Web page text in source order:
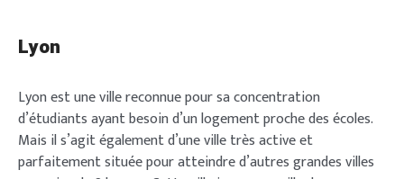
Lyon
Lyon est une ville reconnue pour sa concentration
d’étudiants ayant besoin d’un logement proche des écoles.
Mais il s’agit également d’une ville très active et
parfaitement située pour atteindre d’autres grandes villes